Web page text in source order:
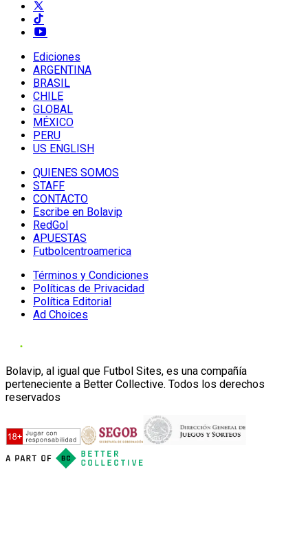
Ediciones
ARGENTINA
BRASIL
CHILE
GLOBAL
MÉXICO
PERU
US ENGLISH
QUIENES SOMOS
STAFF
CONTACTO
Escribe en Bolavip
RedGol
APUESTAS
Futbolcentroamerica
Términos y Condiciones
Políticas de Privacidad
Política Editorial
Ad Choices
Bolavip, al igual que Futbol Sites, es una compañía
perteneciente a Better Collective. Todos los derechos
reservados